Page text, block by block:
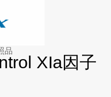
品
XIa因子